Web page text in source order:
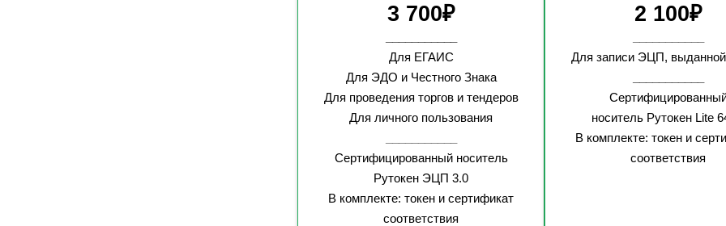
3 700₽
Для ЕГАИС
Для ЭДО и Честного Знака
Для проведения торгов и тендеров
Для личного пользования
Сертифицированный носитель
Рутокен ЭЦП 3.0
В комплекте: токен и сертификат
соответствия
2 100₽
Для записи ЭЦП,
носитель Рутокен Lite
В комплекте: токен и
соответствия